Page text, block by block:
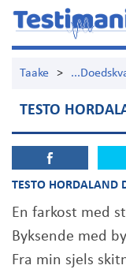
Taake >
TESTO
TESTO HORDALAND
En farkost med
Byksende med
Fra min sjels